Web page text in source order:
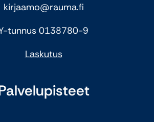
kirjaamo@rauma.fi
tunnus 0138780-9
Laskutus